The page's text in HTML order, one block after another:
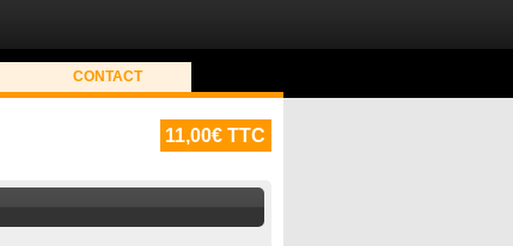
CONTACT
11,00€ TTC